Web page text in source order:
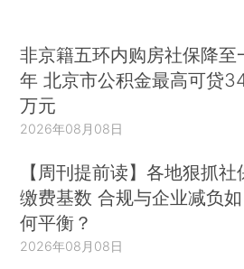
非京籍五环内购房社保降至
年 北京市公积金最高可贷
万元
2026年08月08日
【周刊提前读】各地狠抓社
缴费基数 合规与企业减负如
何平衡？
2026年08月08日